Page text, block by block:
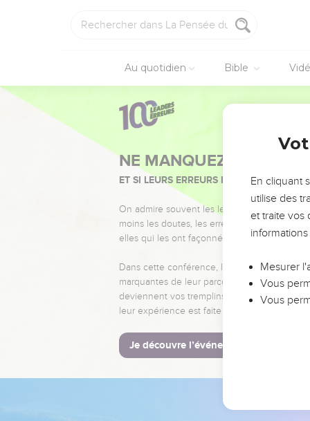
Au quotidien Bible
NE MANQUEZ PAS
ET SI LEURS ERREURS POUVAIENT VOUS
On admire souvent les leaders pour leurs
moins les doutes, les erreurs et les saisons
elles qui les ont façonnés.
Dans cette conférence, leaders,
marquantes de leur parcours et les clés
deviennent vos tremplins. Que vous
leur expérience est faite pour vous.
Je découvre l’événement
En cliquant
utilise des
et traite vos
Mesurer
Vous
Vous